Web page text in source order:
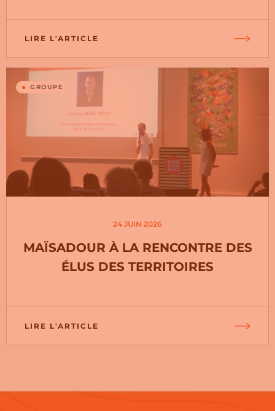
LIRE L'ARTICLE
GROUPE
24 JUIN 2026
MAÏSADOUR À LA RENCONTRE DES
ÉLUS DES TERRITOIRES
LIRE L'ARTICLE